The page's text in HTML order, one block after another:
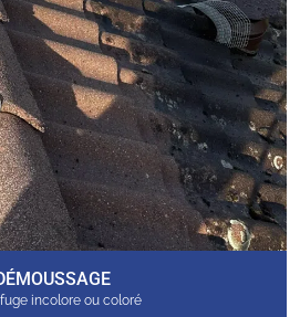
incolore ou coloré